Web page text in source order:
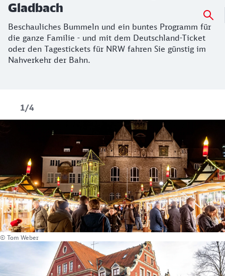
Gladbach
Beschauliches Bummeln und ein buntes Programm für
die ganze Familie - und mit dem Deutschland-Ticket
oder den Tagestickets für NRW fahren Sie günstig im
Nahverkehr der Bahn.
1/4
© Tom Weber